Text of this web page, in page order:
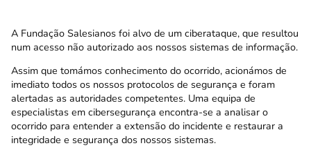
A Fundação Salesianos foi alvo de um ciberataque, que resultou
num acesso não autorizado aos nossos sistemas de informação.
Assim que tomámos conhecimento do ocorrido, acionámos de
imediato todos os nossos protocolos de segurança e foram
alertadas as autoridades competentes. Uma equipa de
especialistas em cibersegurança encontra-se a analisar o
ocorrido para entender a extensão do incidente e restaurar a
integridade e segurança dos nossos sistemas.